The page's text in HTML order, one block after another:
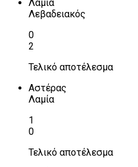
Λαμία
Λεβαδειακός
0
2
Τελικό αποτέλεσμα
Αστέρας
Λαμία
1
0
Τελικό αποτέλεσμα